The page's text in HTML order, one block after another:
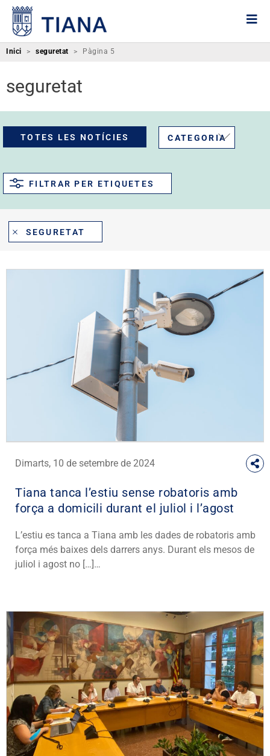
Inici > seguretat > Pàgina 5
seguretat
TOTES LES NOTÍCIES CATEGORIA
FILTRAR PER ETIQUETES
SEGURETAT
Dimarts, 10 de setembre de 2024
Tiana tanca l’estiu sense robatoris amb
força a domicili durant el juliol i l’agost
L’estiu es tanca a Tiana amb les dades de robatoris amb
força més baixes dels darrers anys. Durant els mesos de
juliol i agost no […]…